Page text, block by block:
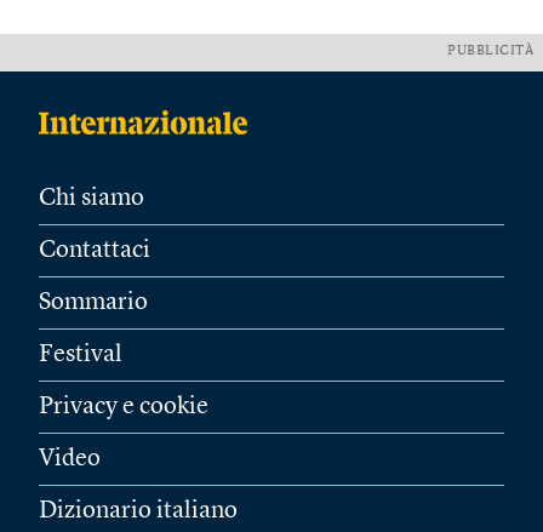
PUBBLICITÀ
Chi siamo
Contattaci
Sommario
Festival
Privacy e cookie
Video
Dizionario italiano